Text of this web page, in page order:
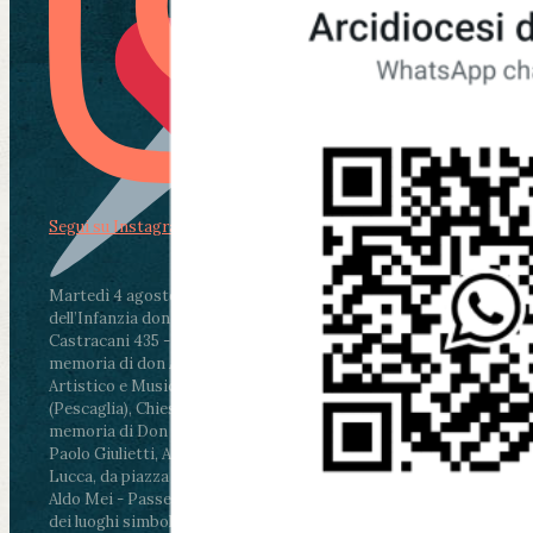
Martedì 4 agosto2026
ore 11:30 - Lucca, Scuola
dell’Infanzia don Aldo Mei - Viale Castruccio
Castracani 435 - Inaugurazione murales in
memoria di don Aldo Mei curato dal Liceo
Artistico e Musicale “Passaglia”
ore 18 - Fiano
(Pescaglia), Chiesa parrocchiale - Messa in
memoria di Don Aldo Mei celebrata da mons.
Paolo Giulietti, Arcivescovo di Lucca
ore 20.30 -
Lucca, da piazza San Michele al Cippo di don
Aldo Mei - Passeggiata della Memoria in alcuni
dei luoghi simbolo della città. Ritrovo alle ore
Segui su Instagram